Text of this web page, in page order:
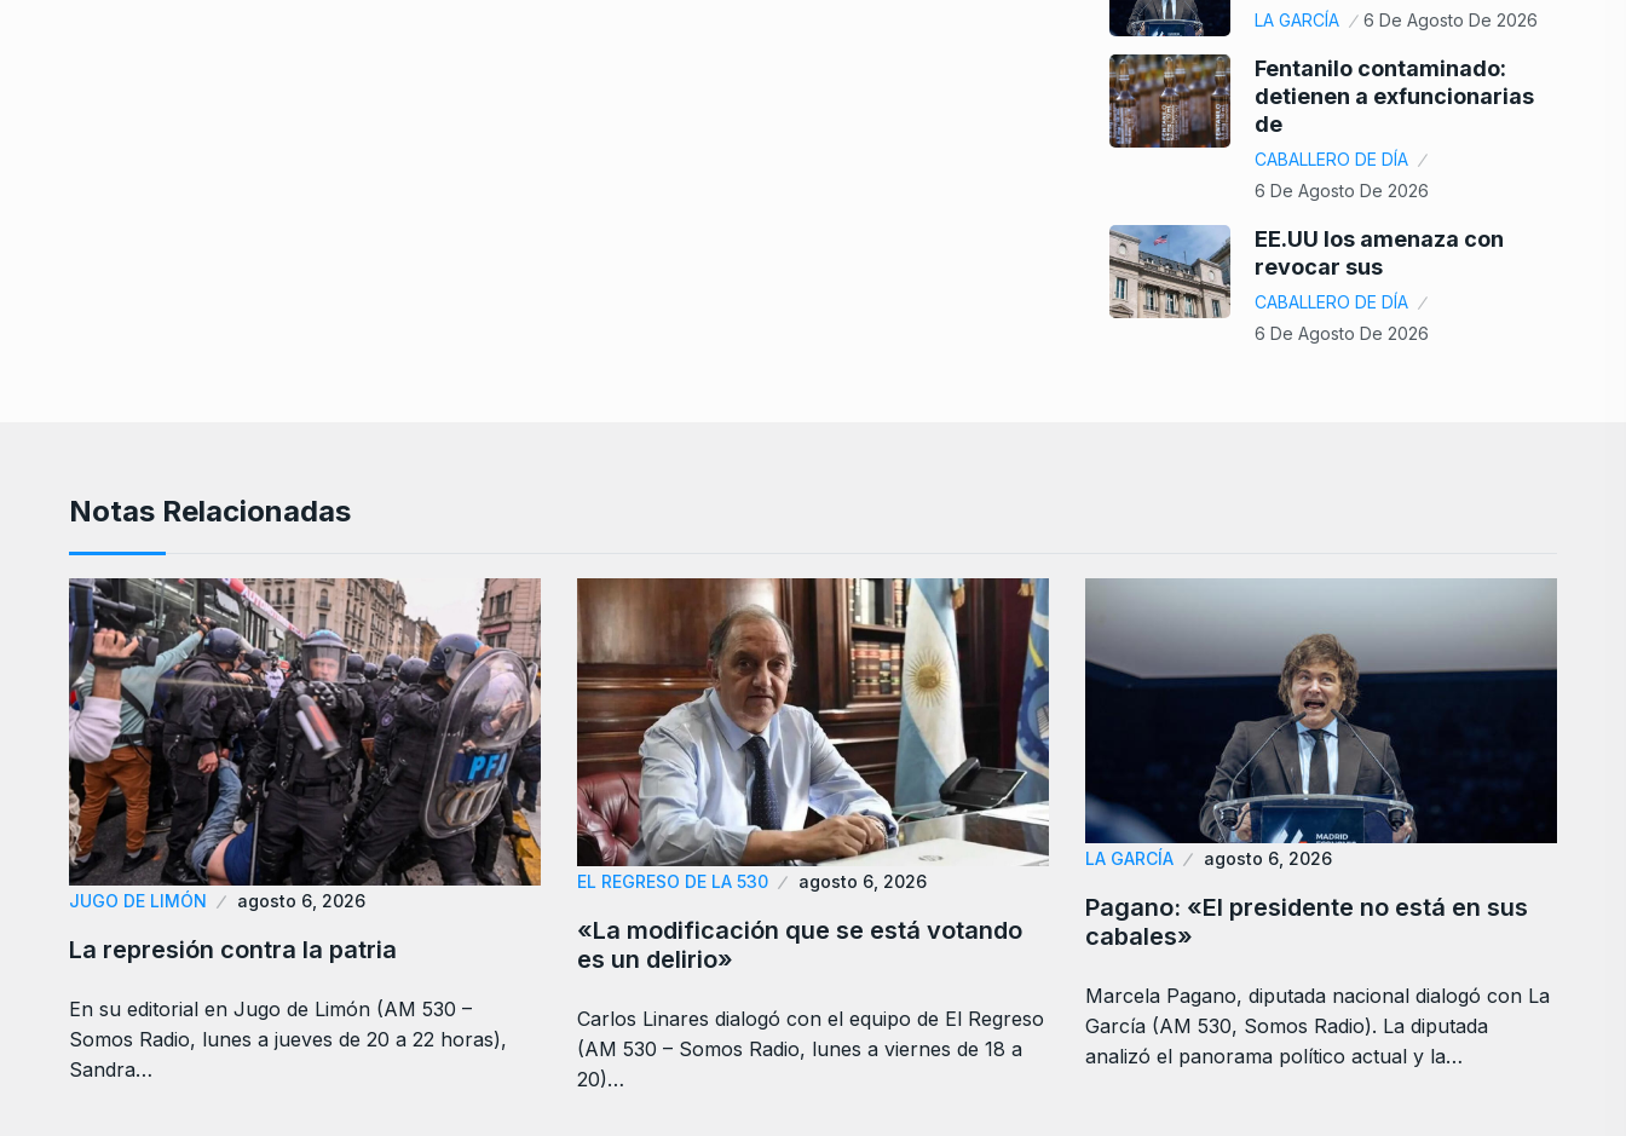
LA GARCÍA 6 De Agosto De 2026
Fentanilo contaminado:
detienen a exfuncionarias
de
CABALLERO DE DÍA
6 De Agosto De 2026
EE.UU los amenaza con
revocar sus
CABALLERO DE DÍA
6 De Agosto De 2026
Notas Relacionadas
JUGO DE LIMÓN agosto 6, 2026
La represión contra la patria
En su editorial en Jugo de Limón (AM 530 –
Somos Radio, lunes a jueves de 20 a 22 horas),
Sandra…
EL REGRESO DE LA 530 agosto 6, 2026
«La modificación que se está votando
es un delirio»
Carlos Linares dialogó con el equipo de El Regreso
(AM 530 – Somos Radio, lunes a viernes de 18 a
20)…
LA GARCÍA agosto 6, 2026
Pagano: «El presidente no está en sus
cabales»
Marcela Pagano, diputada nacional dialogó con La
García (AM 530, Somos Radio). La diputada
analizó el panorama político actual y la…